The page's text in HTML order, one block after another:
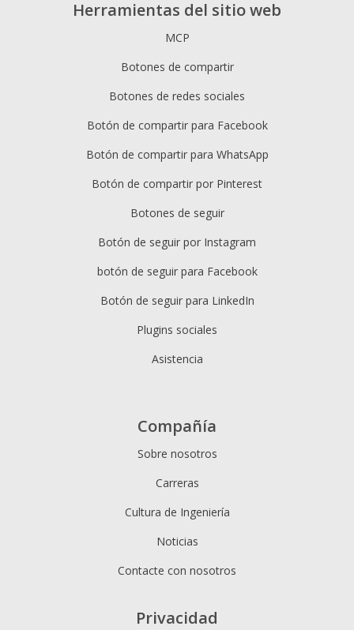
Herramientas del sitio web
MCP
Botones de compartir
Botones de redes sociales
Botón de compartir para Facebook
Botón de compartir para WhatsApp
Botón de compartir por Pinterest
Botones de seguir
Botón de seguir por Instagram
botón de seguir para Facebook
Botón de seguir para LinkedIn
Plugins sociales
Asistencia
Compañía
Sobre nosotros
Carreras
Cultura de Ingeniería
Noticias
Contacte con nosotros
Privacidad